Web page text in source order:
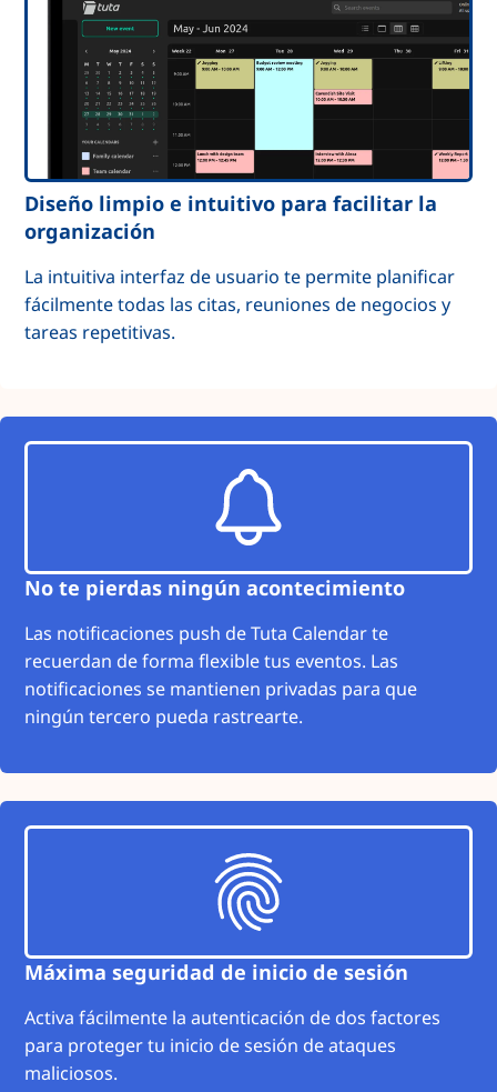
Diseño limpio e intuitivo para facilitar la
organización
La intuitiva interfaz de usuario te permite planificar
fácilmente todas las citas, reuniones de negocios y
tareas repetitivas.
No te pierdas ningún acontecimiento
Las notificaciones push de Tuta Calendar te
recuerdan de forma flexible tus eventos. Las
notificaciones se mantienen privadas para que
ningún tercero pueda rastrearte.
Máxima seguridad de inicio de sesión
Activa fácilmente la autenticación de dos factores
para proteger tu inicio de sesión de ataques
maliciosos.